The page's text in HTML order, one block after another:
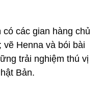
các gian hàng chủ
vẽ Henna và bói bài
trải nghiệm thú vị
Bản.